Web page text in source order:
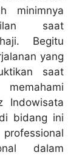
minimnya
saat
Begitu
yang
saat
Indowisata
bidang ini
dalam